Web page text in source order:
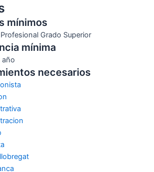
mínimos
Grado Superior
mínima
año
necesarios